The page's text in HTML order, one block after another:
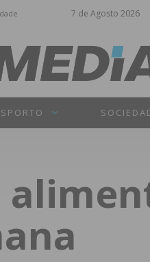
7 de Agosto 2026